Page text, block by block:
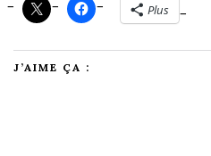
Plus
J’AIME ÇA :